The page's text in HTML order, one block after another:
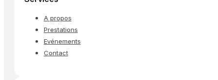
A propos
Prestations
Evénements
Contact